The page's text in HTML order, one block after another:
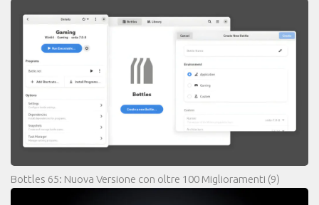
Bottles 65: Nuova Versione con oltre 100 Miglioramenti (9)